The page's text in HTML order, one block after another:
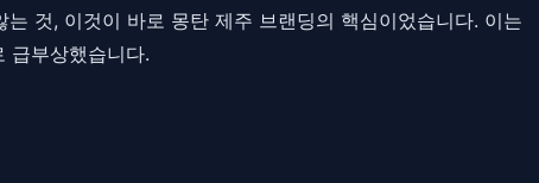
것, 이것이 바로 몽탄 제주 브랜딩의 핵심이었습니다. 이는
급부상했습니다.